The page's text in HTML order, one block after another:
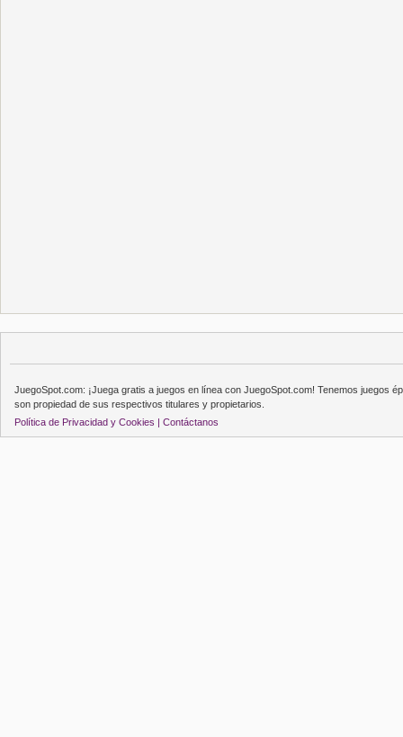
JuegoSpot.com: ¡Juega gratis a juegos en línea con JuegoSpot.com! Tenemos juegos
son propiedad de sus respectivos titulares y propietarios.
Política de Privacidad y Cookies | Contáctanos